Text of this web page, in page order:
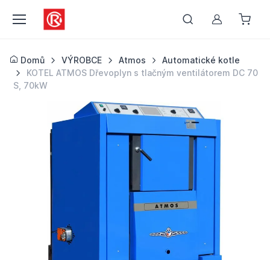
Můj účet
Domů VÝROBCE Atmos
Automatické kotle
KOTEL ATMOS Dřevoplyn s tlačným ventilátorem DC 70
S, 70kW